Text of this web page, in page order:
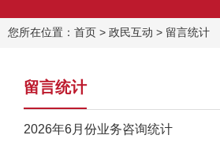
您所在位置： 首页 > 政民互动 > 留言统计
留言统计
2026年6月份业务咨询统计